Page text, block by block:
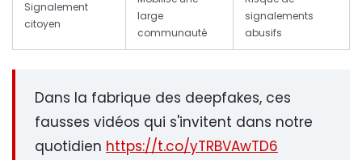
Signalement
citoyen
large
communauté
signalements
abusifs
Dans la fabrique des deepfakes, ces
fausses vidéos qui s'invitent dans notre
quotidien https://t.co/yTRBVAwTD6